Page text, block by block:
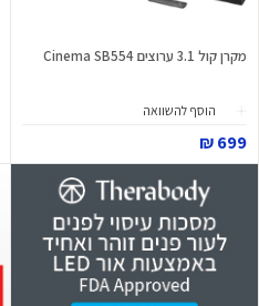
מקרן קול 3.1 ערוצים Cinema SB554
הוסף להשוואה
699 ₪